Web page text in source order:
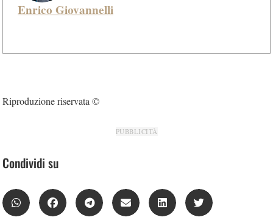
Enrico Giovannelli
Riproduzione riservata ©
PUBBLICITÀ
Condividi su